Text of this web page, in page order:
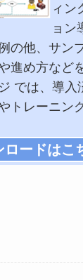
ィン
ョン
の他、サン
進め方など
では、導入
トレーニン
ロードはこ